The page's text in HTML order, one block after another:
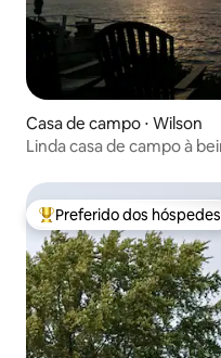
Casa de campo ⋅ Wilson
Linda casa de campo à
Entre os melhores
Preferido dos hóspedes